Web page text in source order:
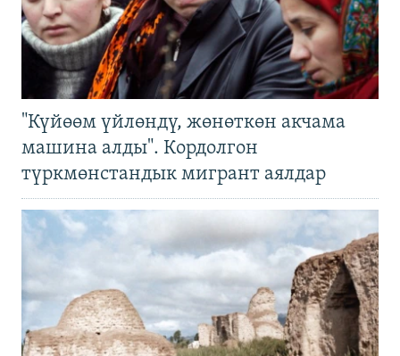
"Күйөөм үйлөндү, жөнөткөн акчама
машина алды". Кордолгон
түркмөнстандык мигрант аялдар